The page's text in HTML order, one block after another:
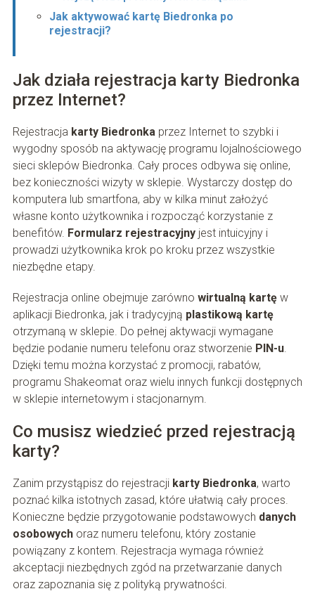
Jak aktywować kartę Biedronka po
rejestracji?
Jak działa rejestracja karty Biedronka
przez Internet?
Rejestracja karty Biedronkaprzez Internet to szybki i
wygodny sposób na aktywację programu lojalnościowego
sieci sklepów Biedronka. Cały proces odbywa się online,
bez konieczności wizyty w sklepie. Wystarczy dostęp do
komputera lub smartfona, aby w kilka minut założyć
własne konto użytkownika i rozpocząć korzystanie z
benefitów. Formularz rejestracyjnyjest intuicyjny i
prowadzi użytkownika krok po kroku przez wszystkie
niezbędne etapy.
Rejestracja online obejmuje zarówno wirtualną kartęw
aplikacji Biedronka, jak i tradycyjną plastikową kartę
otrzymaną w sklepie. Do pełnej aktywacji wymagane
będzie podanie numeru telefonu oraz stworzenie PIN-u.
Dzięki temu można korzystać z promocji, rabatów,
programu Shakeomat oraz wielu innych funkcji dostępnych
w sklepie internetowym i stacjonarnym.
Co musisz wiedzieć przed rejestracją
karty?
Zanim przystąpisz do rejestracji karty Biedronka, warto
poznać kilka istotnych zasad, które ułatwią cały proces.
Konieczne będzie przygotowanie podstawowych danych
osobowychoraz numeru telefonu, który zostanie
powiązany z kontem. Rejestracja wymaga również
akceptacji niezbędnych zgód na przetwarzanie danych
oraz zapoznania się z polityką prywatności.